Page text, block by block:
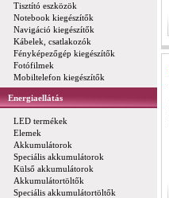
Tisztító eszközök
Notebook kiegészítők
Navigáció kiegészítők
Kábelek, csatlakozók
Fényképezőgép kiegészítők
Fotófilmek
Mobiltelefon kiegészítők
Energiaellátás
LED termékek
Elemek
Akkumulátorok
Speciális akkumulátorok
Külső akkumulátorok
Akkumulátortöltők
Speciális akkumulátortöltők